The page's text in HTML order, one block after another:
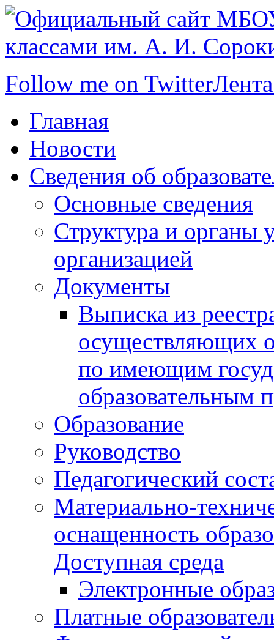
Follow me on Twitter
Главная
Новости
Сведения об
Основные сведения
Структура и органы
организацией
Документы
Выписка из
осуществляющих
по имеющим
образовательным
Образование
Руководство
Педагогический
Материально-
оснащенность
Доступная среда
Электронные
Платные